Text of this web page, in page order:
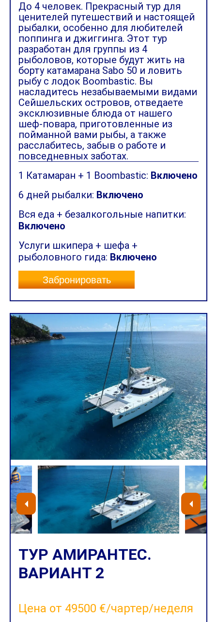
До 4 человек. Прекрасный тур для
ценителей путешествий и настоящей
рыбалки, особенно для любителей
поппинга и джиггинга. Этот тур
разработан для группы из 4
рыболовов, которые будут жить на
борту катамарана Sabo 50 и ловить
рыбу с лодок Boombastic. Вы
насладитесь незабываемыми видами
Сейшельских островов, отведаете
эксклюзивные блюда от нашего
шеф-повара, приготовленные из
пойманной вами рыбы, а также
расслабитесь, забыв о работе и
повседневных заботах.
1 Катамаран + 1 Boombastic: Включено
6 дней рыбалки: Включено
Вся еда + безалкогольные напитки:
Включено
Услуги шкипера + шефа +
рыболовного гида: Включено
Забронировать
ТУР АМИРАНТЕС.
ВАРИАНТ 2
Цена от 49500 €/чартер/неделя